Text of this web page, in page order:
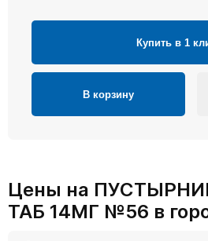
Купить в 1
В корзину
Цены на
ТАБ 14МГ №56 в